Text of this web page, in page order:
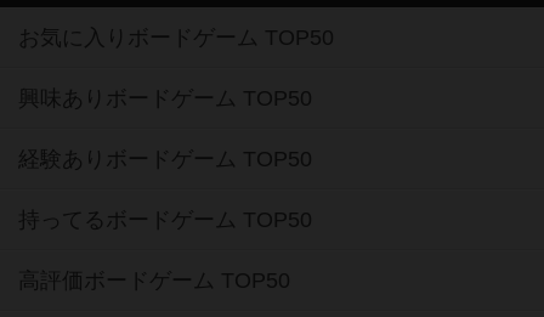
お気に入りボードゲーム TOP50
興味ありボードゲーム TOP50
経験ありボードゲーム TOP50
持ってるボードゲーム TOP50
高評価ボードゲーム TOP50